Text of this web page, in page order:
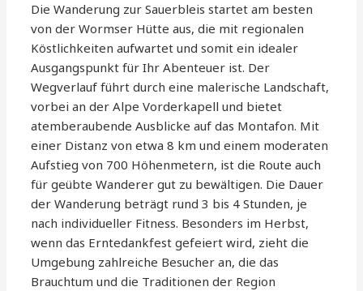
Die Wanderung zur Sauerbleis startet am besten
von der Wormser Hütte aus, die mit regionalen
Köstlichkeiten aufwartet und somit ein idealer
Ausgangspunkt für Ihr Abenteuer ist. Der
Wegverlauf führt durch eine malerische Landschaft,
vorbei an der Alpe Vorderkapell und bietet
atemberaubende Ausblicke auf das Montafon. Mit
einer Distanz von etwa 8 km und einem moderaten
Aufstieg von 700 Höhenmetern, ist die Route auch
für geübte Wanderer gut zu bewältigen. Die Dauer
der Wanderung beträgt rund 3 bis 4 Stunden, je
nach individueller Fitness. Besonders im Herbst,
wenn das Erntedankfest gefeiert wird, zieht die
Umgebung zahlreiche Besucher an, die das
Brauchtum und die Traditionen der Region